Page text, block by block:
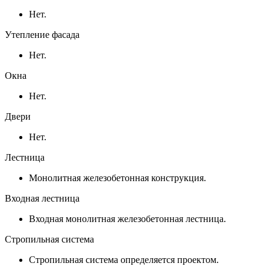
Нет.
Утепление фасада
Нет.
Окна
Нет.
Двери
Нет.
Лестница
Монолитная железобетонная конструкция.
Входная лестница
Входная монолитная железобетонная лестница.
Стропильная система
Стропильная система определяется проектом.